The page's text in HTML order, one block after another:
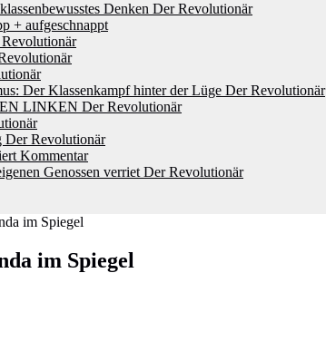
Denken Der Revolutionär
+ aufgeschnappt
Der Klassenkampf hinter der Lüge Der Revolutionär
LINKEN Der Revolutionär
Der Revolutionär
Kommentar
Genossen verriet Der Revolutionär
im Spiegel
im Spiegel